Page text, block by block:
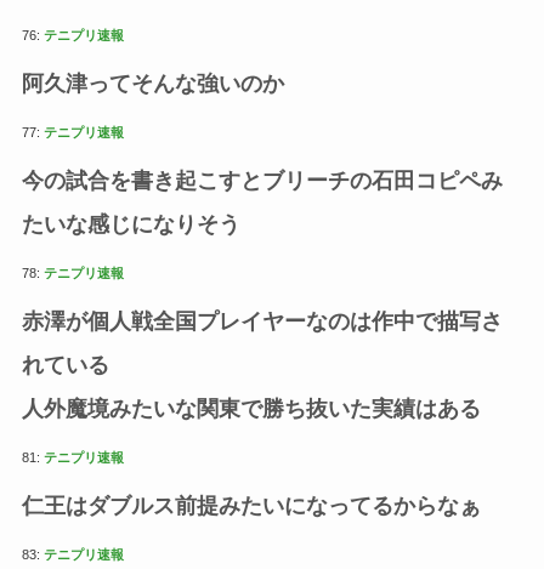
76: テニプリ速報
阿久津ってそんな強いのか
77: テニプリ速報
今の試合を書き起こすとブリーチの石田コピペみ
たいな感じになりそう
78: テニプリ速報
赤澤が個人戦全国プレイヤーなのは作中で描写さ
れている
人外魔境みたいな関東で勝ち抜いた実績はある
81: テニプリ速報
仁王はダブルス前提みたいになってるからなぁ
83: テニプリ速報